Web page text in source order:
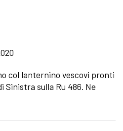
col lanternino vescovi pronti
Sinistra sulla Ru 486. Ne